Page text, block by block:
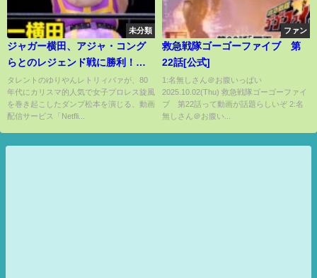
未分類
ジャガー横田、アジャ・コング
らとのレジェンド戦に勝利！
Netflixシリーズ「極悪女王」×ク
ラッシュギャルズ 40周年アニバ
ーサリーSPライブ
タレントのゆりやんレトリィバァが、80
年代にカリスマ的人気で女子プロレス旋風
を巻き起こしたダンプ松本を演じる、動画
配信サービス「Netfli...
ファン
救急戦隊ゴーゴーファイブ 第
22話[公式]
1:名無しさん＠お腹いっぱい
2025.10.02(Thu) 救急戦隊ゴーゴーファイ
ブ 第22話って動画が話題らしいぞ 2:名
無しさん＠お腹い...